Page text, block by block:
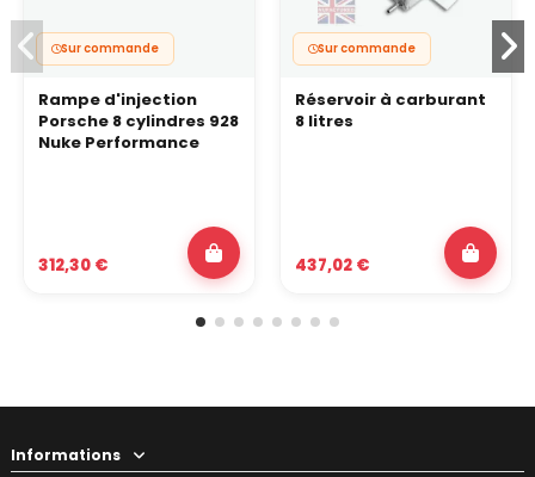
Sur commande
Rampe d'injection
Porsche 8 cylindres 928
Nuke Performance
312,30 €
Sur commande
Réservoir à carburant
8 litres
437,02 €
Informations